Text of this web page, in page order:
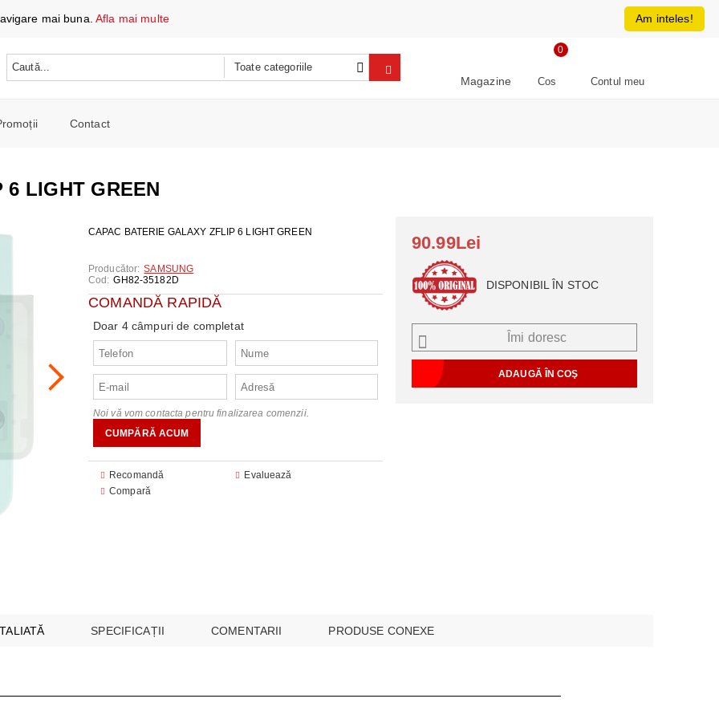
RON
Magazine Cos
0
Contul meu
TELEFOANE ȘI TABLETE
ȘI CAFETIERE
COMBINE FRIGORIFICE
MICROUNDE
SI CUPTOARE INCORPORABILE
MULTICOOKERS
SUPRAVEGHERE ȘI SECURITATE
Contact
6 LIGHT GREEN
CAPAC BATERIE GALAXY ZFLIP 6 LIGHT GREEN
Producător: SAMSUNG
Cod: GH82-35182D
COMANDĂ RAPIDĂ
Doar 4 câmpuri de completat
Noi vă vom contacta pentru finalizarea comenzii.
Recomandă
Evaluează
Compară
90.99Lei
DISPONIBIL ÎN STOC
Îmi doresc
SPECIFICAȚII COMENTARII PRODUSE CONEXE
Am inteles!
mai buna.Afla mai multe